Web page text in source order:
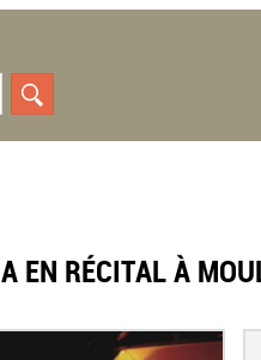
EN RÉCITAL À